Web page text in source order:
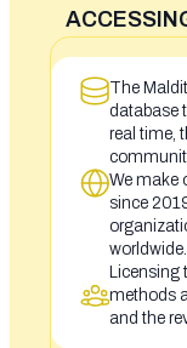
The
database
real time,
We make
since
worldwide.
Licensing
methods
and the